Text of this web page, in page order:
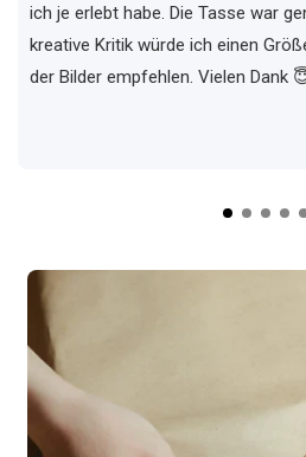
ich je erlebt habe. Die Tasse war
kreative Kritik würde ich einen
der Bilder empfehlen. Vielen Dank